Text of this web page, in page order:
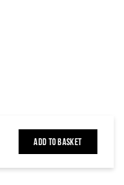
ADD TO BASKET